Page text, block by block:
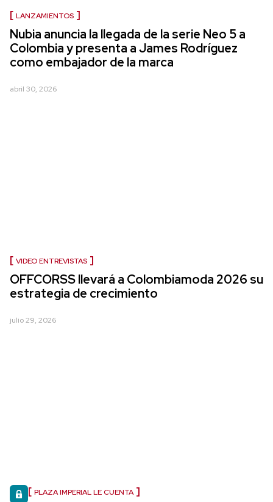
LANZAMIENTOS
Nubia anuncia la llegada de la serie Neo 5 a
Colombia y presenta a James Rodríguez
como embajador de la marca
abril 30, 2026
VIDEO ENTREVISTAS
OFFCORSS llevará a Colombiamoda 2026 su
estrategia de crecimiento
julio 29, 2026
PLAZA IMPERIAL LE CUENTA